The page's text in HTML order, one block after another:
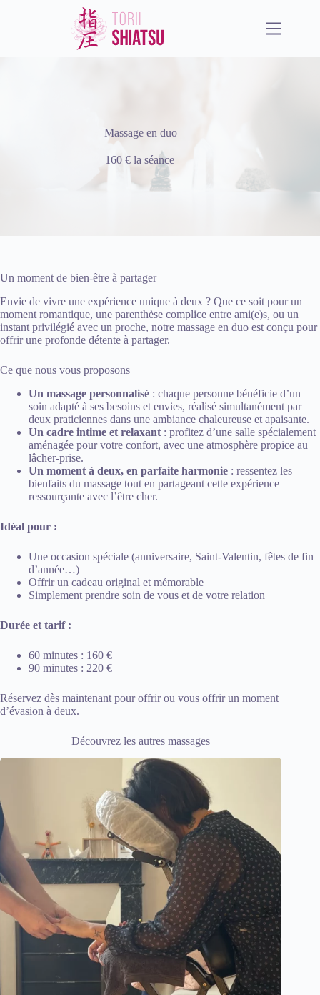
Massage en duo
160 € la séance
Un moment de bien-être à partager
Envie de vivre une expérience unique à deux ? Que ce soit pour un
moment romantique, une parenthèse complice entre ami(e)s, ou un
instant privilégié avec un proche, notre massage en duo est conçu pour
offrir une profonde détente à partager.
Ce que nous vous proposons
Un massage personnalisé : chaque personne bénéficie d’un
soin adapté à ses besoins et envies, réalisé simultanément par
deux praticiennes dans une ambiance chaleureuse et apaisante.
Un cadre intime et relaxant : profitez d’une salle spécialement
aménagée pour votre confort, avec une atmosphère propice au
lâcher-prise.
Un moment à deux, en parfaite harmonie : ressentez les
bienfaits du massage tout en partageant cette expérience
ressourçante avec l’être cher.
Idéal pour :
Une occasion spéciale (anniversaire, Saint-Valentin, fêtes de fin
d’année…)
Offrir un cadeau original et mémorable
Simplement prendre soin de vous et de votre relation
Durée et tarif :
60 minutes : 160 €
90 minutes : 220 €
Réservez dès maintenant pour offrir ou vous offrir un moment
d’évasion à deux.
Découvrez les autres massages